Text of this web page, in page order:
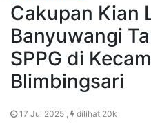
Cakupan Kian
Banyuwangi
SPPG di
Blimbingsari
17 Jul 2025 , dilihat 20k